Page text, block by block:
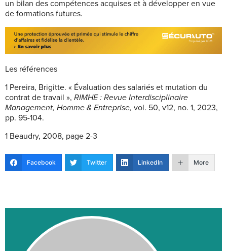
un bilan des compétences acquises et à développer en vue
de formations futures.
Les références
1 Pereira, Brigitte. « Évaluation des salariés et mutation du
contrat de travail », RIMHE : Revue Interdisciplinaire
Management, Homme & Entreprise, vol. 50, v12, no. 1, 2023,
pp. 95-104.
1 Beaudry, 2008, page 2-3
Facebook Twitter LinkedIn More